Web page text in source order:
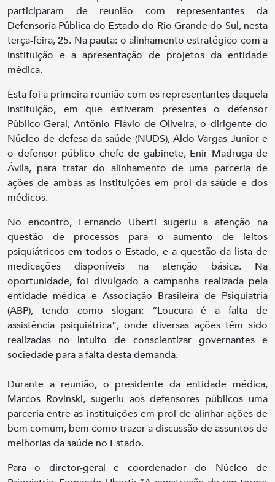
participaram de reunião com representantes da
Defensoria Pública do Estado do Rio Grande do Sul, nesta
terça-feira, 25. Na pauta: o alinhamento estratégico com a
instituição e a apresentação de projetos da entidade
médica.
Esta foi a primeira reunião com os representantes daquela
instituição, em que estiveram presentes o defensor
Público-Geral, Antônio Flávio de Oliveira, o dirigente do
Núcleo de defesa da saúde (NUDS), Aldo Vargas Junior e
o defensor público chefe de gabinete, Enir Madruga de
Ávila, para tratar do alinhamento de uma parceria de
ações de ambas as instituições em prol da saúde e dos
médicos.
No encontro, Fernando Uberti sugeriu a atenção na
questão de processos para o aumento de leitos
psiquiátricos em todos o Estado, e a questão da lista de
medicações disponíveis na atenção básica. Na
oportunidade, foi divulgado a campanha realizada pela
entidade médica e Associação Brasileira de Psiquiatria
(ABP), tendo como slogan: “Loucura é a falta de
assistência psiquiátrica”, onde diversas ações têm sido
realizadas no intuito de conscientizar governantes e
sociedade para a falta desta demanda.
Durante a reunião, o presidente da entidade médica,
Marcos Rovinski, sugeriu aos defensores públicos uma
parceria entre as instituições em prol de alinhar ações de
bem comum, bem como trazer a discussão de assuntos de
melhorias da saúde no Estado.
Para o diretor-geral e coordenador do Núcleo de